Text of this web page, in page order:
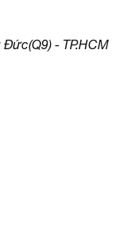
- TP.HCM